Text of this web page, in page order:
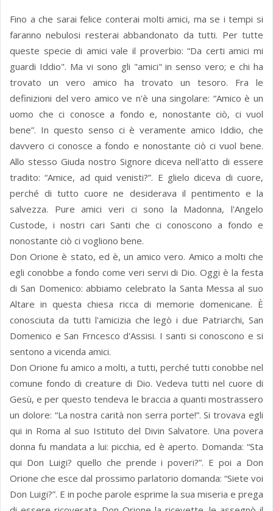
Fino a che sarai felice conterai molti amici, ma se i tempi si
faranno nebulosi resterai abbandonato da tutti. Per tutte
queste specie di amici vale il proverbio: “Da certi amici mi
guardi Iddio". Ma vi sono gli "amici" in senso vero; e chi ha
trovato un vero amico ha trovato un tesoro. Fra le
definizioni del vero amico ve n'è una singolare: “Amico è un
uomo che ci conosce a fondo e, nonostante ciò, ci vuol
bene”. In questo senso ci è veramente amico Iddio, che
davvero ci conosce a fondo e nonostante ciò ci vuol bene.
Allo stesso Giuda nostro Signore diceva nell'atto di essere
tradito: “Amice, ad quid venisti?”. E glielo diceva di cuore,
perché di tutto cuore ne desiderava il pentimento e la
salvezza. Pure amici veri ci sono la Madonna, l'Angelo
Custode, i nostri cari Santi che ci conoscono a fondo e
nonostante ciò ci vogliono bene.
Don Orione è stato, ed è, un amico vero. Amico a molti che
egli conobbe a fondo come veri servi di Dio. Oggi è la festa
di San Domenico: abbiamo celebrato la Santa Messa al suo
Altare in questa chiesa ricca di memorie domenicane. È
conosciuta da tutti l'amicizia che legò i due Patriarchi, San
Domenico e San Frncesco d'Assisi. I santi si conoscono e si
sentono a vicenda amici.
Don Orione fu amico a molti, a tutti, perché tutti conobbe nel
comune fondo di creature di Dio. Vedeva tutti nel cuore di
Gesù, e per questo tendeva le braccia a quanti mostrassero
un dolore: “La nostra carità non serra porte!”. Si trovava egli
qui in Roma al suo Istituto del Divin Salvatore. Una povera
donna fu mandata a lui: picchia, ed è aperto. Domanda: “Sta
qui Don Luigi? quello che prende i poveri?”. E poi a Don
Orione che esce dal prossimo parlatorio domanda: “Siete voi
Don Luigi?”. E in poche parole esprime la sua miseria e prega